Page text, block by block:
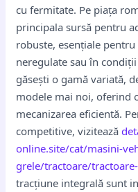
cu fermitate. Pe piața
principala sursă pentru
robuste, esențiale
neregulate sau în
găsești o gamă variată,
modele mai noi, oferind
mecanizarea eficientă.
competitive, vizitează
online.site/cat/masini-
grele/tractoare/
tracțiune integrală sunt